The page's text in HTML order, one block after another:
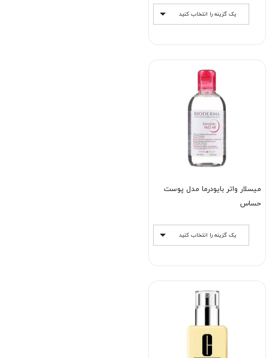
یک گزینه را انتخاب کنید
میسلار واتر بایودرما مدل پوست
حساس
یک گزینه را انتخاب کنید